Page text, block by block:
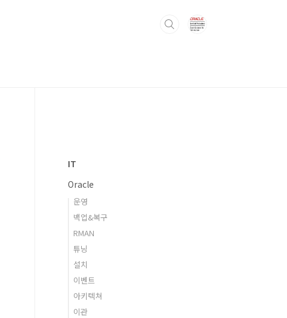
IT
Oracle
운영
백업&복구
RMAN
튜닝
설치
이벤트
아키텍쳐
이관